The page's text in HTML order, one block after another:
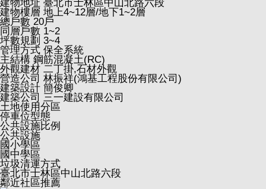
建物地址 臺北市士林區中山北路六段
建物樓層 地上4~12層/地下1~2層
總戶數 20戶
同層戶數 1~2
坪數規劃 3~4
管理方式 保全系統
主結構 鋼筋混凝土(RC)
外觀建材 二丁掛,石材外觀
營造公司 林振祥(鴻基工程股份有限公司)
建築設計 簡俊卿
建築公司 三一建設有限公司
土地使用分區
停車位型態
公共設施比例
公共設施
國小學區
國中學區
垃圾清運方式
臺北市士林區中山北路六段
鄰近社區推薦